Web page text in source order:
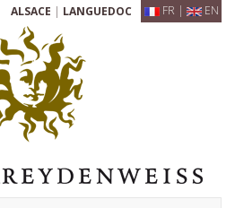
FR | EN
ALSACE | LANGUEDOC